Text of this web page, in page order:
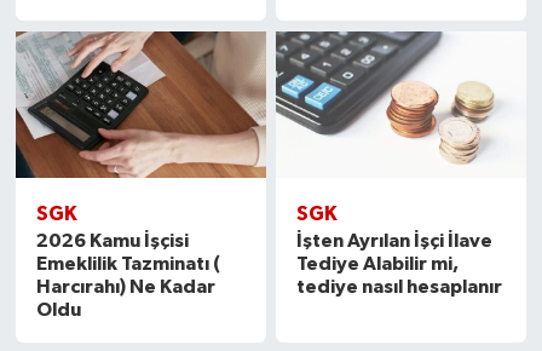
SGK
2026 Kamu İşçisi
Emeklilik Tazminatı (
Harcırahı) Ne Kadar
Oldu
SGK
İşten Ayrılan İşçi İlave
Tediye Alabilir mi,
tediye nasıl hesaplanır